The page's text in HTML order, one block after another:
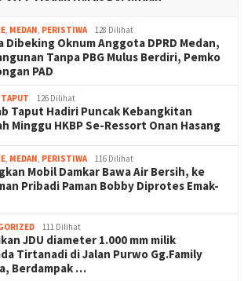
, MEDAN, PERISTIWA 128 Dilihat
Dibeking Oknum Anggota DPRD Medan,
Tanpa PBG Mulus Berdiri, Pemko
PAD
TAPUT 126 Dilihat
Taput Hadiri Puncak Kebangkitan
Minggu HKBP Se-Ressort Onan Hasang
, MEDAN, PERISTIWA 116 Dilihat
Mobil Damkar Bawa Air Bersih, ke
Pribadi Paman Bobby Diprotes Emak-
111 Dilihat
JDU diameter 1.000 mm milik
Tirtanadi di Jalan Purwo Gg.Family
Berdampak …